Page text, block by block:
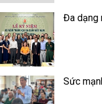
Đa dạng
Sức